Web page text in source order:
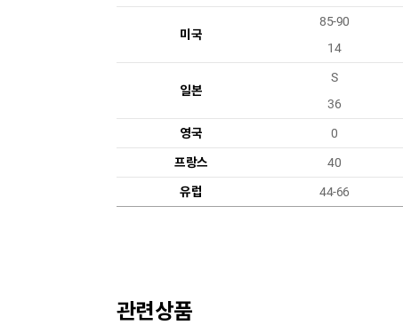
미국
85-90
14
일본
S
36
영국 0
프랑스 40
유럽 44-66
관련상품